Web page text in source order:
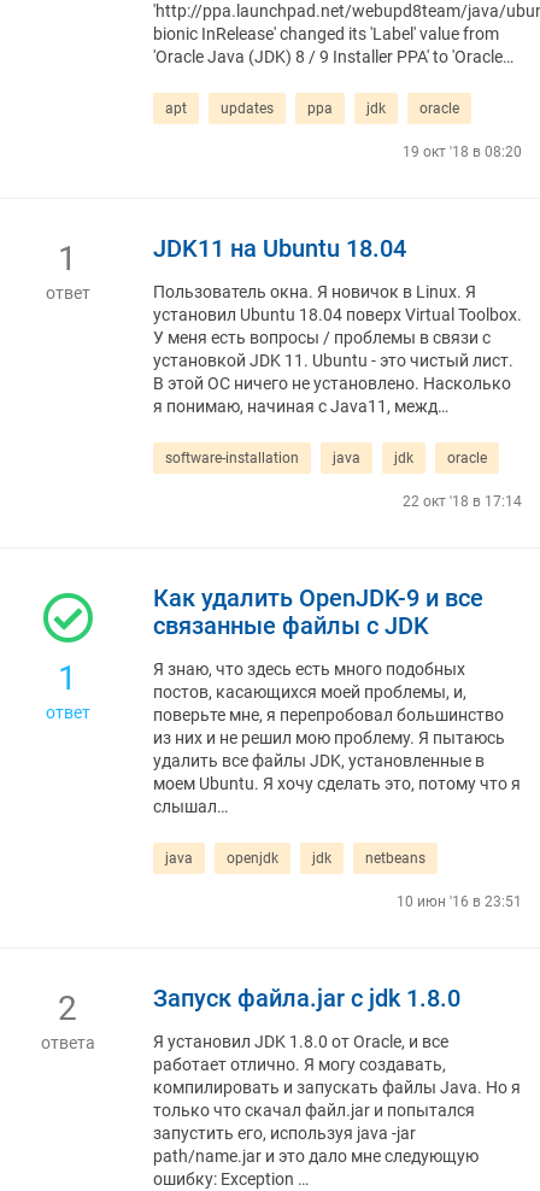
'http://ppa.launchpad.net/webupd8team/java/
bionic InRelease' changed its 'Label' value from
'Oracle Java (JDK) 8 / 9 Installer PPA' to 'Oracle…
apt updates ppa jdk oracle
19 окт '18 в 08:20
1
ответ
JDK11 на Ubuntu 18.04
Пользователь окна. Я новичок в Linux. Я
установил Ubuntu 18.04 поверх Virtual Toolbox.
У меня есть вопросы / проблемы в связи с
установкой JDK 11. Ubuntu - это чистый лист.
В этой ОС ничего не установлено. Насколько
я понимаю, начиная с Java11, межд…
software-installation java jdk oracle
22 окт '18 в 17:14
1
ответ
Как удалить OpenJDK-9 и все
связанные файлы с JDK
Я знаю, что здесь есть много подобных
постов, касающихся моей проблемы, и,
поверьте мне, я перепробовал большинство
из них и не решил мою проблему. Я пытаюсь
удалить все файлы JDK, установленные в
моем Ubuntu. Я хочу сделать это, потому что я
слышал…
java openjdk jdk netbeans
10 июн '16 в 23:51
2
ответа
Запуск файла.jar с jdk 1.8.0
Я установил JDK 1.8.0 от Oracle, и все
работает отлично. Я могу создавать,
компилировать и запускать файлы Java. Но я
только что скачал файл.jar и попытался
запустить его, используя java -jar
path/name.jar и это дало мне следующую
ошибку: Exception …